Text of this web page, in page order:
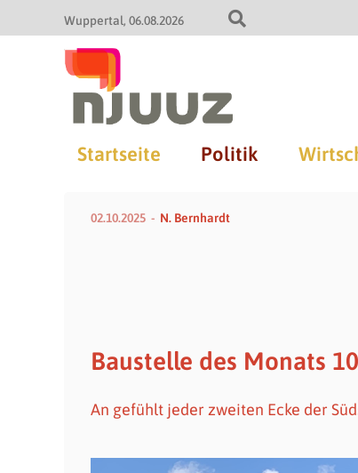
Wuppertal 06.08.2026
Startseite Politik
02.10.2025 N. Bernhardt
Baustelle des Monats
An gefühlt jeder zweiten Ecke der